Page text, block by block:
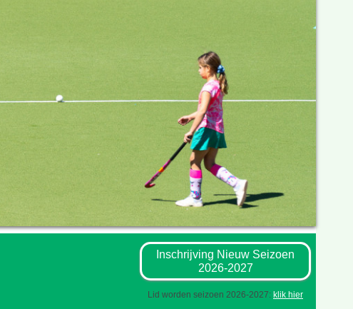
Inschrijving Nieuw Seizoen
2026-2027
Lid worden seizoen 2026-2027: klik hier